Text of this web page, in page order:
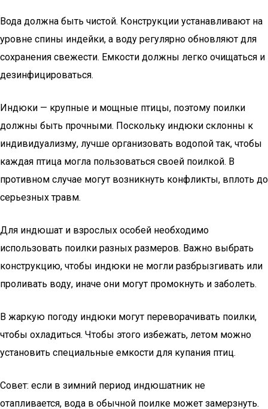
Вода должна быть чистой. Конструкции устанавливают на
уровне спины индейки, а воду регулярно обновляют для
сохранения свежести. Емкости должны легко очищаться и
дезинфицироваться.
Индюки — крупные и мощные птицы, поэтому поилки
должны быть прочными. Поскольку индюки склонны к
индивидуализму, лучше организовать водопой так, чтобы
каждая птица могла пользоваться своей поилкой. В
противном случае могут возникнуть конфликты, вплоть до
серьезных травм.
Для индюшат и взрослых особей необходимо
использовать поилки разных размеров. Важно выбрать
конструкцию, чтобы индюки не могли разбрызгивать или
проливать воду, иначе они могут промокнуть и заболеть.
В жаркую погоду индюки могут переворачивать поилки,
чтобы охладиться. Чтобы этого избежать, летом можно
установить специальные емкости для купания птиц.
Совет: если в зимний период индюшатник не
отапливается, вода в обычной поилке может замерзнуть.